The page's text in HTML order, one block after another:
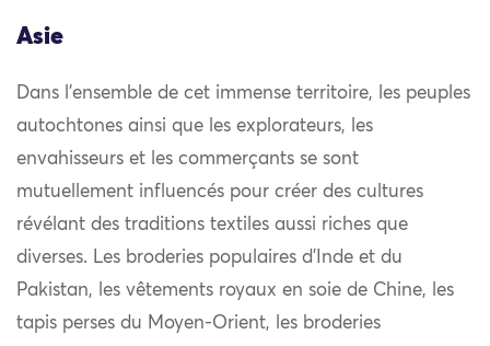
Asie
Dans l’ensemble de cet immense territoire, les peuples
autochtones ainsi que les explorateurs, les
envahisseurs et les commerçants se sont
mutuellement influencés pour créer des cultures
révélant des traditions textiles aussi riches que
diverses. Les broderies populaires d’Inde et du
Pakistan, les vêtements royaux en soie de Chine, les
tapis perses du Moyen-Orient, les broderies